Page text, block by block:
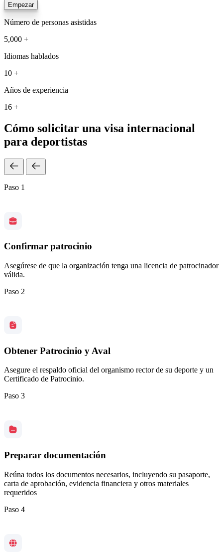
Empezar
Número de personas asistidas
5,000 +
Idiomas hablados
10 +
Años de experiencia
16 +
Cómo solicitar una visa internacional
para deportistas
Paso 1
Confirmar patrocinio
Asegúrese de que la organización tenga una licencia de patrocinador
válida.
Paso 2
Obtener Patrocinio y Aval
Asegure el respaldo oficial del organismo rector de su deporte y un
Certificado de Patrocinio.
Paso 3
Preparar documentación
Reúna todos los documentos necesarios, incluyendo su pasaporte,
carta de aprobación, evidencia financiera y otros materiales
requeridos
Paso 4